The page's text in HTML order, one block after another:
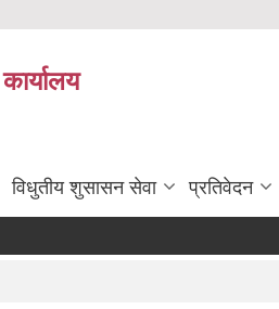
विधुतीय शुसासन सेवा प्रतिवेदन